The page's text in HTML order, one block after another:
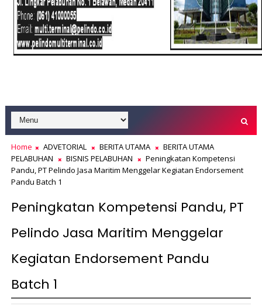
Home ADVETORIAL BERITA UTAMA
BERITA UTAMA
PELABUHAN
BISNIS PELABUHAN
Peningkatan Kompetensi
Pandu, PT Pelindo Jasa Maritim Menggelar Kegiatan Endorsement
Pandu Batch 1
Peningkatan Kompetensi Pandu, PT
Pelindo Jasa Maritim Menggelar
Kegiatan Endorsement Pandu
Batch 1